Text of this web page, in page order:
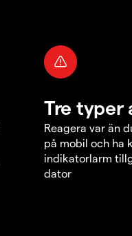
Tre typer
Reagera var än
på mobil och ha
indikatorlarm
dator